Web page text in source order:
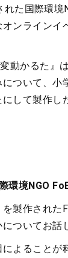
た国際環境
ンライン
動かるた』
ついて、小
して製作し
環境NGO
製作された
ついてお話
よること